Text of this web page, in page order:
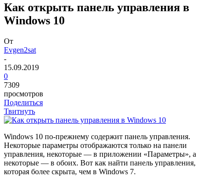
Как открыть панель управления в
Windows 10
От
Evgen2sat
-
15.09.2019
0
7309
просмотров
Поделиться
Твитнуть
Windows 10 по-прежнему содержит панель управления.
Некоторые параметры отображаются только на панели
управления, некоторые — в приложении «Параметры», а
некоторые — в обоих. Вот как найти панель управления,
которая более скрыта, чем в Windows 7.